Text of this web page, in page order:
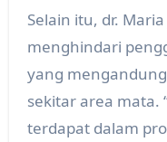
Selain itu, dr.
menghindari
yang
sekitar area mata.
terdapat dalam